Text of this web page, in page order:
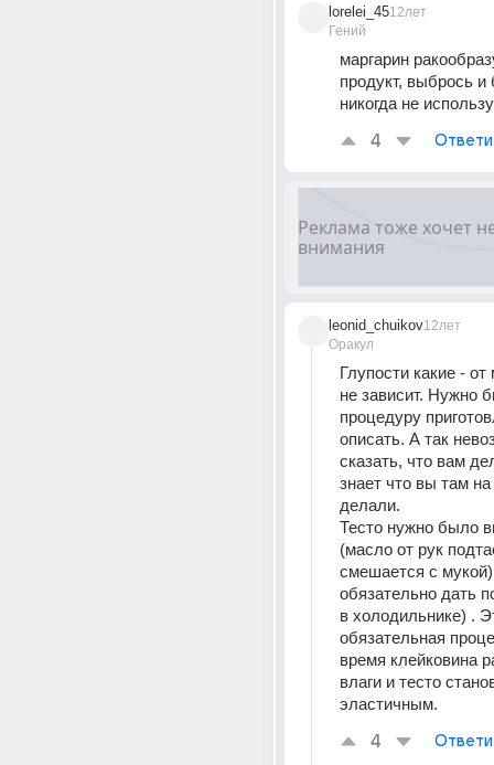
lorelei_45
Гений
12лет
маргарин
продукт, выбрось
никогда не
4
leonid_chuikov
Оракул
12лет
Глупости какие - от
не зависит. Нужно
процедуру
описать. А так
сказать, что вам
знает что вы там
делали.
Тесто нужно было
(масло от рук
смешается с
обязательно дать
в холодильнике) .
обязательная
время клейковина
влаги и тесто
эластичным.
4